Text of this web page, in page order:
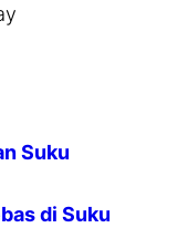
Suku
di Suku